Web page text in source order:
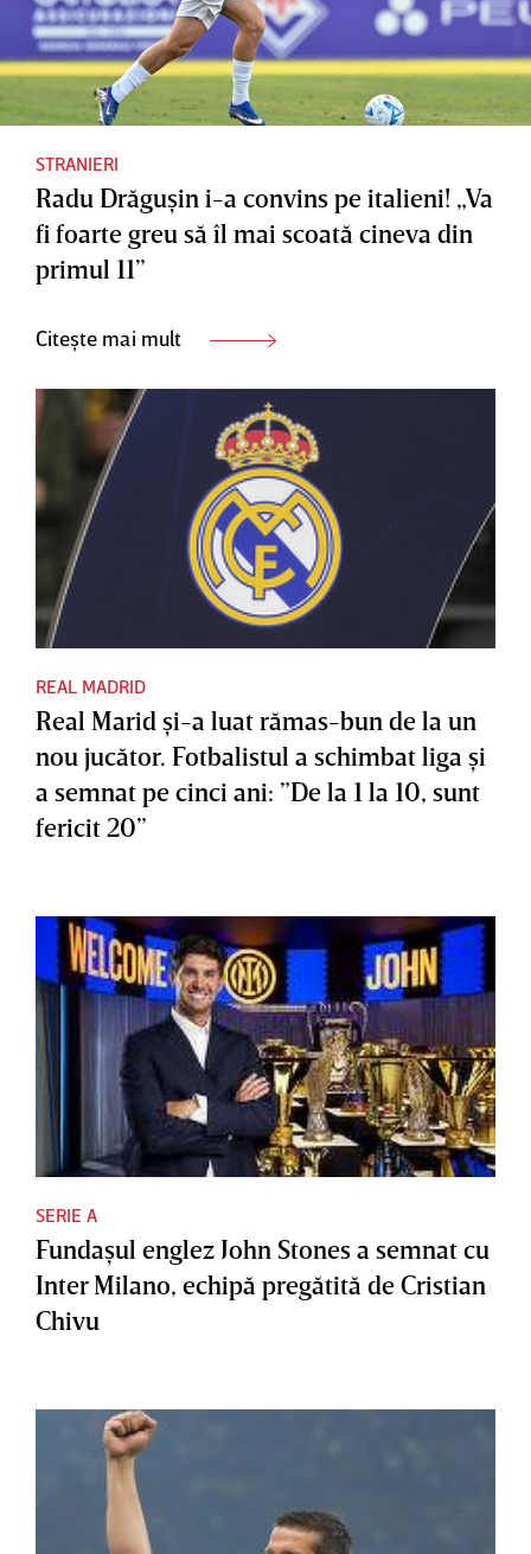
STRANIERI
Radu Drăguşin i-a convins pe italieni! „Va
fi foarte greu să îl mai scoată cineva din
primul 11”
Citește mai mult
REAL MADRID
Real Marid şi-a luat rămas-bun de la un
nou jucător. Fotbalistul a schimbat liga şi
a semnat pe cinci ani: ”De la 1 la 10, sunt
fericit 20”
SERIE A
Fundaşul englez John Stones a semnat cu
Inter Milano, echipă pregătită de Cristian
Chivu